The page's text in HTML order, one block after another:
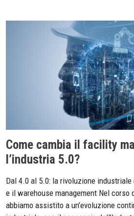
Come cambia il facility
l’industria 5.0?
Dal 4.0 al 5.0: la rivoluzione
e il warehouse management Nel corso
abbiamo assistito a un’evoluzione